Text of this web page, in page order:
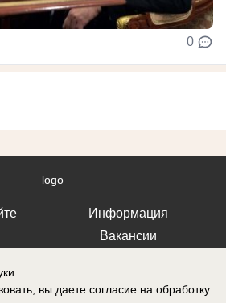
0
Информация
Вакансии
вы даете согласие на обработку